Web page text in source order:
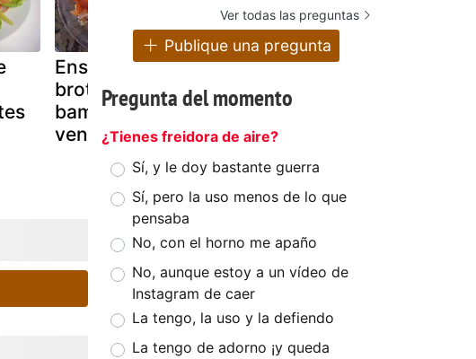
Ensalada de
brotes de
bambú y
ventresca
Ensalada con
mojama
Ver todas las preguntas
Publique una pregunta
Pregunta del momento
¿Tienes freidora de aire?
Sí, y le doy bastante guerra
Sí, pero la uso menos de lo que
pensaba
No, con el horno me apaño
No, aunque estoy a un vídeo de
Instagram de caer
La tengo, la uso y la defiendo
La tengo de adorno ¡y queda